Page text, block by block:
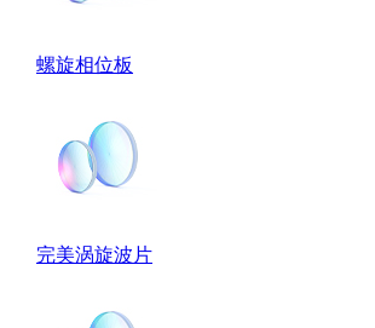
螺旋相位板
完美涡旋波片